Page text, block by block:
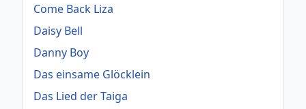
Come Back Liza
Daisy Bell
Danny Boy
Das einsame Glöcklein
Das Lied der Taiga